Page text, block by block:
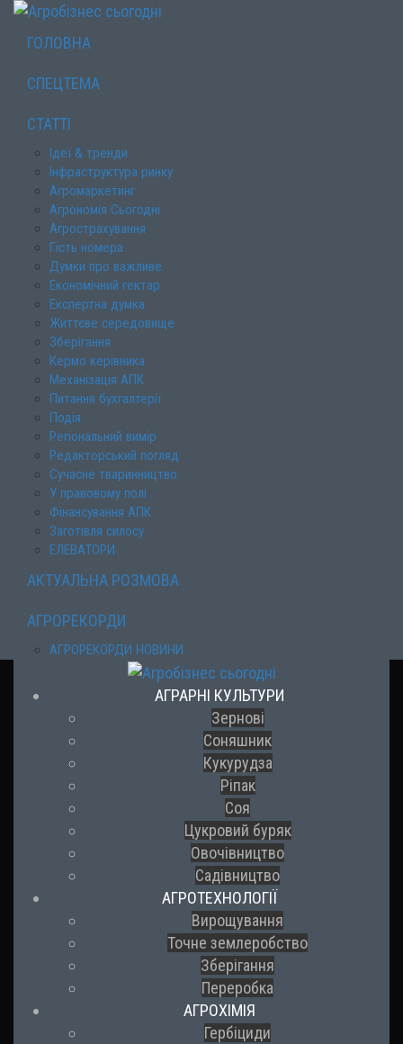
ГОЛОВНА
СПЕЦТЕМА
СТАТТІ
Ідеї & тренди
Інфраструктура ринку
Агромаркетинг
Агрономія Сьогодні
Агрострахування
Гість номера
Думки про важливе
Економічний гектар
Експертна думка
Життєве середовище
Зберігання
Кермо керівника
Механізація АПК
Питання бухгалтерії
Подія
Регіональний вимір
Редакторський погляд
Сучасне тваринництво
У правовому полі
Фінансування АПК
Заготівля силосу
ЕЛЕВАТОРИ
АКТУАЛЬНА РОЗМОВА
АГРОРЕКОРДИ
АГРОРЕКОРДИ НОВИНИ
АГРАРНІ КУЛЬТУРИ
Зернові
Соняшник
Кукурудза
Ріпак
Соя
Цукровий буряк
Овочівництво
Садівництво
АГРОТЕХНОЛОГІЇ
Вирощування
Точне землеробство
Зберігання
Переробка
АГРОХІМІЯ
Гербіциди